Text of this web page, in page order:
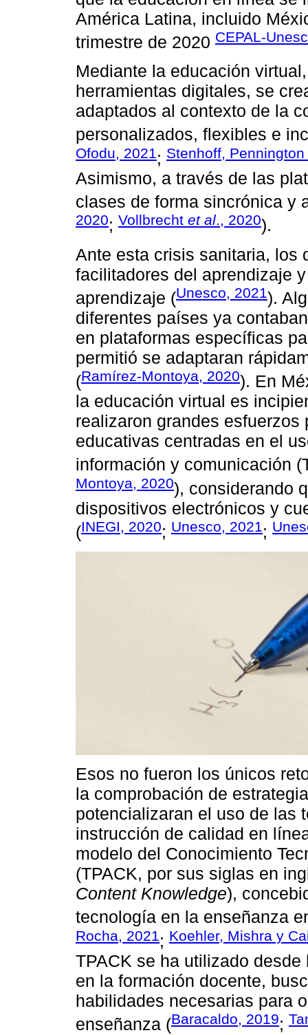
América Latina, incluido
trimestre de 2020 CEPAL-
Mediante la educación
herramientas digitales, se
adaptados al contexto de la
personalizados, flexibles e
Ofodu, 2021 ; Stenhoff,
Asimismo, a través de las
clases de forma sincrónica y
2020; Vollbrecht et al., 2020).
Ante esta crisis sanitaria, los
facilitadores del aprendizaje
aprendizaje (Unesco, 2021).
diferentes países ya
en plataformas específicas
permitió se adaptaran
(Ramírez-Montoya, 2020). En
la educación virtual es
realizaron grandes
educativas centradas en el
información y comunicación
Montoya, 2020), considerando
dispositivos electrónicos y
(INEGI, 2020; Unesco, 2021;
Esos no fueron los únicos
la comprobación de
potencializaran el uso de las
instrucción de calidad en
modelo del Conocimiento
(TPACK, por sus siglas en
Content Knowledge),
tecnología en la enseñanza
Rocha, 2021; Koehler, Mishra y
TPACK se ha utilizado
en la formación docente,
habilidades necesarias para
enseñanza (Baracaldo, 2019;